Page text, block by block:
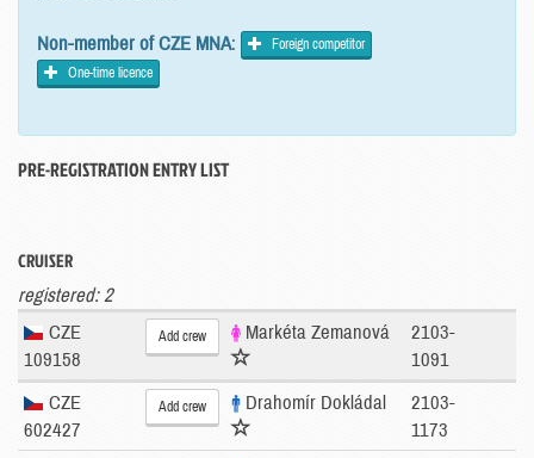
Non-member of CZE MNA:
Foreign competitor
One-time licence
PRE-REGISTRATION ENTRY LIST
CRUISER
registered: 2
CZE
109158
Add crew Markéta Zemanová
2103-
1091
CZE
602427
Add crew Drahomír Dokládal
2103-
1173